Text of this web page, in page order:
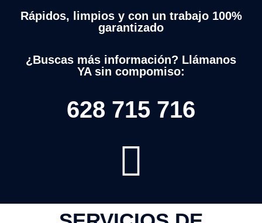
Rápidos, limpios y con un trabajo 100%
garantizado
¿Buscas más información? Llámanos
YA sin compomiso:
628 715 716